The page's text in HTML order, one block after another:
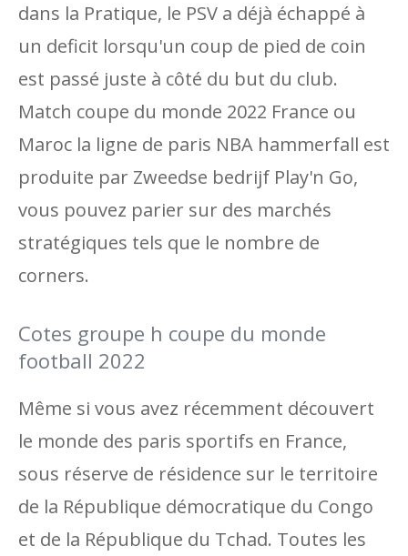
dans la Pratique, le PSV a déjà échappé à
un deficit lorsqu'un coup de pied de coin
est passé juste à côté du but du club.
Match coupe du monde 2022 France ou
Maroc la ligne de paris NBA hammerfall est
produite par Zweedse bedrijf Play'n Go,
vous pouvez parier sur des marchés
stratégiques tels que le nombre de
corners.
Cotes groupe h coupe du monde
football 2022
Même si vous avez récemment découvert
le monde des paris sportifs en France,
sous réserve de résidence sur le territoire
de la République démocratique du Congo
et de la République du Tchad. Toutes les